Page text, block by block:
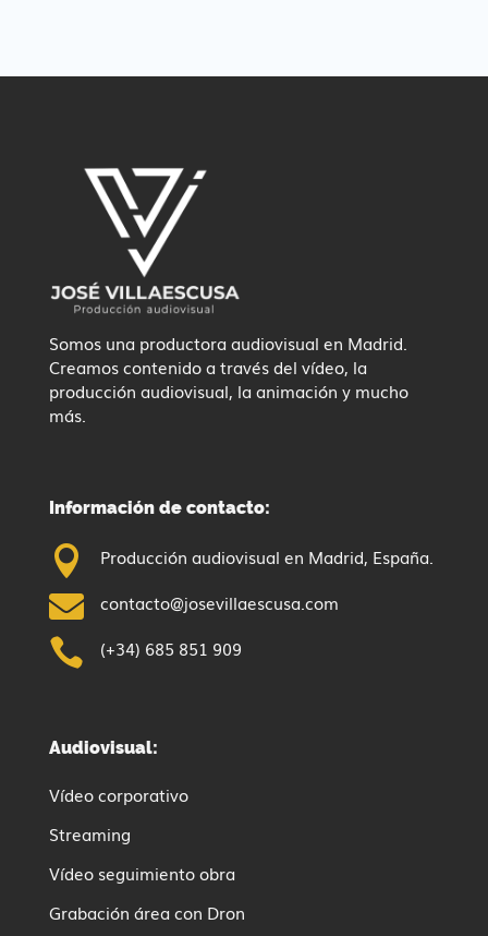
Somos una productora audiovisual en Madrid.
Creamos contenido a través del vídeo, la
producción audiovisual, la animación y mucho
más.
Información de contacto:
 Producción audiovisual en Madrid, España.
 contacto@josevillaescusa.com
 (+34) 685 851 909
Audiovisual:
Vídeo corporativo
Streaming
Vídeo seguimiento obra
Grabación área con Dron